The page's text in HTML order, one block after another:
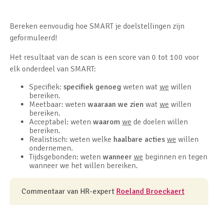
Bereken eenvoudig hoe SMART je doelstellingen zijn
geformuleerd!
Het resultaat van de scan is een score van 0 tot 100 voor
elk onderdeel van SMART:
Specifiek: specifiek genoeg weten wat we willen
bereiken.
Meetbaar: weten waaraan we zien wat we willen
bereiken.
Acceptabel: weten waarom we de doelen willen
bereiken.
Realistisch: weten welke haalbare acties we willen
ondernemen.
Tijdsgebonden: weten wanneer we beginnen en tegen
wanneer we het willen bereiken.
Commentaar van HR-expert Roeland Broeckaert